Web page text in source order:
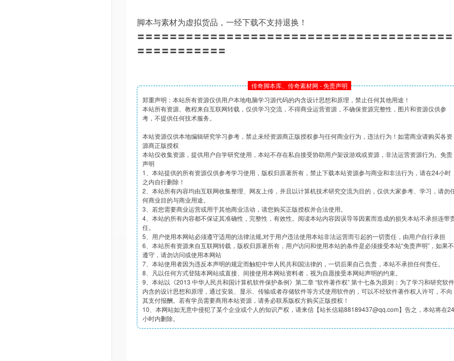
脚本与素材为虚拟货品，一经下载不支持退换！
〓〓〓〓〓〓〓〓〓〓〓〓〓〓〓〓〓〓〓〓〓〓〓〓〓〓〓〓〓〓〓〓〓〓〓〓〓〓
〓〓〓〓〓〓〓〓〓〓〓
传奇脚本库、传奇素材网 - 免责声明
郑重声明：本站所有资源仅供用户本地电脑学习源代码的内含设计思想和原理，禁止任何其他用途！
本站所有资源、教程来自互联网转载，仅供学习交流，不得商业运营资源，不确保资源完整性，图片和资源仅供参
考，不提供任何技术服务。
本站资源仅供本地编辑研究学习参考，禁止未经资源商正版授权参与任何商业行为，违法行为！如需商业请购买各资
源商正版授权
本站仅收集资源，提供用户自学研究使用，本站不存在私自接受协助用户架设游戏或资源，非法运营资源行为。免责
声明
1、本站提供的所有资源仅供参考学习使用，版权归原著所有，禁止下载本站资源参与商业和非法行为，请在24小时
之内自行删除！
2、本站所有内容均由互联网收集整理、网友上传，并且以计算机技术研究交流为目的，仅供大家参考、学习，请勿
何商业目的与商业用途。
3、若您需要商业运营或用于其他商业活动，请您购买正版授权并合法使用。
4、本站的所有内容都不保证其准确性，完整性，有效性。阅读本站内容因误导等因素而造成的损失本站不承担连带
任。
5、用户使用本网站必须遵守适用的法律法规,对于用户违法使用本站非法运营而引起的一切责任，由用户自行承担
6、本站所有资源来自互联网转载，版权归原著所有，用户访问和使用本站的条件是必须接受本站“免责声明”，如果不
遵守，请勿访问或使用本网站
7、本站使用者因为违反本声明的规定而触犯中华人民共和国法律的，一切后果自己负责，本站不承担任何责任。
8、凡以任何方式登陆本网站或直接、间接使用本网站资料者，视为自愿接受本网站声明的约束。
9、本站以《2013 中华人民共和国计算机软件保护条例》第二章 “软件著作权” 第十七条为原则：为了学习和研究软件
内含的设计思想和原理，通过安装、显示、传输或者存储软件等方式使用软件的，可以不经软件著作权人许可，不向
其支付报酬。若有学员需要商用本站资源，请务必联系版权方购买正版授权！
10、本网站如无意中侵犯了某个企业或个人的知识产权，请来信【站长信箱88189437@qq.com】告之，本站将在24
小时内删除。